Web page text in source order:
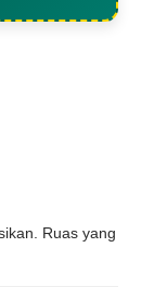
Ruas yang